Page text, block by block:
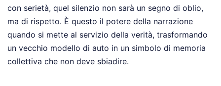
con serietà, quel silenzio non sarà un segno di oblio,
ma di rispetto. È questo il potere della narrazione
quando si mette al servizio della verità, trasformando
un vecchio modello di auto in un simbolo di memoria
collettiva che non deve sbiadire.